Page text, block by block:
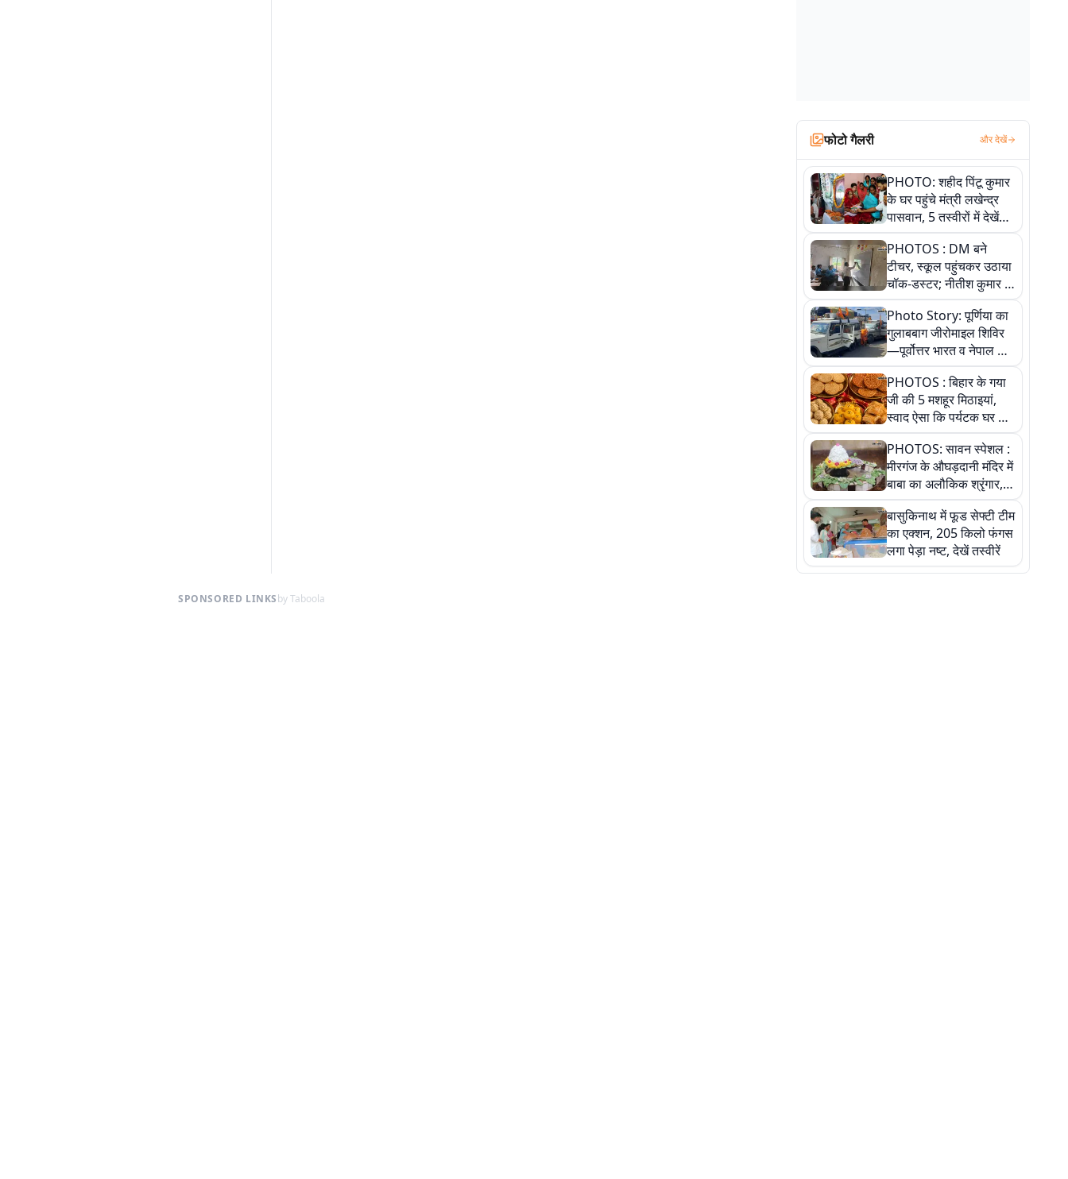
फोटो गैलरी और देखें
PHOTO: शहीद पिंटू कुमार
के घर पहुंचे मंत्री लखेन्द्र
पासवान, 5 तस्वीरों में देखें
उस भावुक पल की पूरी
कहानी
PHOTOS : DM बने
टीचर, स्कूल पहुंचकर उठाया
चॉक-डस्टर; नीतीश कुमार के
इस चहेते अधिकारी को
जानिए
Photo Story: पूर्णिया का
गुलाबबाग जीरोमाइल शिविर
—पूर्वोत्तर भारत व नेपाल के
कांवरियों का प्रमुख सेवा धाम
PHOTOS : बिहार के गया
जी की 5 मशहूर मिठाइयां,
स्वाद ऐसा कि पर्यटक घर ले
जाना नहीं भूलते, तस्वीरों में
देखें
PHOTOS: सावन स्पेशल :
मीरगंज के औघड़दानी मंदिर में
बाबा का अलौकिक श्रृंगार,
तस्वीरों में देखें महादेव के कई
मनमोहक स्वरूप
बासुकिनाथ में फूड सेफ्टी टीम
का एक्शन, 205 किलो फंगस
लगा पेड़ा नष्ट, देखें तस्वीरें
SPONSORED LINKSby Taboola